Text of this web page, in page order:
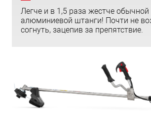
Легче и в 1,5 раза жестче обычной
алюминиевой штанги! Почти не
согнуть, зацепив за препятствие.